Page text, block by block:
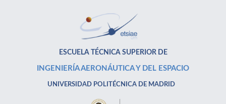
ESCUELA TÉCNICA SUPERIOR DE
INGENIERÍA AERONÁUTICA Y DEL ESPACIO
UNIVERSIDAD POLITÉCNICA DE MADRID